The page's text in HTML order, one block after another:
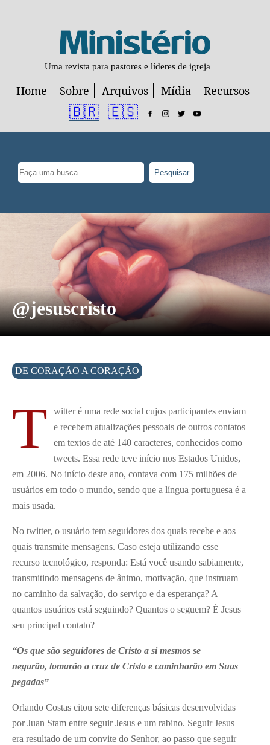
Uma revista para pastores e líderes de igreja
Home Sobre Arquivos Mídia Recursos
🇧🇷 🇪🇸
Pesquisar
@jesuscristo
DE CORAÇÃO A CORAÇÃO
T
witter é uma rede social cujos participantes enviam
e recebem atualizações pessoais de outros contatos
em textos de até 140 caracteres, conhecidos como
tweets. Essa rede teve início nos Estados Unidos,
em 2006. No início deste ano, contava com 175 milhões de
usuários em todo o mundo, sendo que a língua portuguesa é a
mais usada.
No twitter, o usuário tem seguidores dos quais recebe e aos
quais transmite mensagens. Caso esteja utilizando esse
recurso tecnológico, responda: Está você usando sabiamente,
transmitindo mensagens de ânimo, motivação, que instruam
no caminho da salvação, do serviço e da esperança? A
quantos usuários está seguindo? Quantos o seguem? É Jesus
seu principal contato?
“Os que são seguidores de Cristo a si mesmos se
negarão, tomarão a cruz de Cristo e caminharão em Suas
pegadas”
Orlando Costas citou sete diferenças básicas desenvolvidas
por Juan Stam entre seguir Jesus e um rabino. Seguir Jesus
era resultado de um convite do Senhor, ao passo que seguir